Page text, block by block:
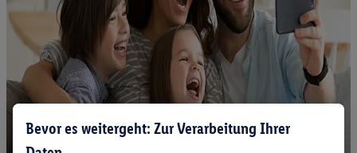
Bevor es weitergeht: Zur Verarbeitung Ihrer